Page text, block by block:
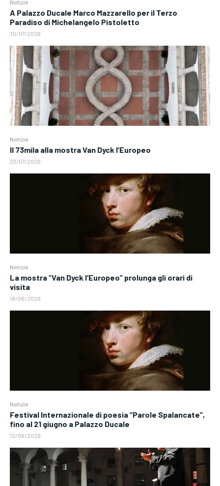
Notizie
A Palazzo Ducale Marco Mazzarello per il Terzo
Paradiso di Michelangelo Pistoletto
30/07/2026
Notizie
Il 73mila alla mostra Van Dyck l’Europeo
23/07/2026
Notizie
La mostra “Van Dyck l’Europeo” prolunga gli orari di
visita
18/06/2026
Notizie
Festival Internazionale di poesia “Parole Spalancate”,
fino al 21 giugno a Palazzo Ducale
12/06/2026